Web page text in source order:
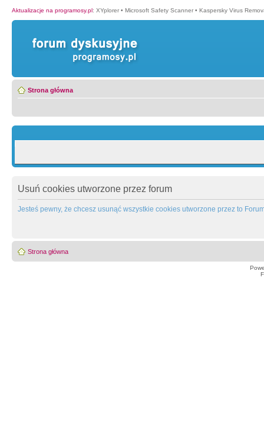
Aktualizacje na programosy.pl: XYplorer • Microsoft Safety Scanner • Kaspersky Virus
Strona główna
Usuń cookies utworzone przez forum
Jesteś pewny, że chcesz usunąć wszystkie cookies utworzone przez to
Strona główna